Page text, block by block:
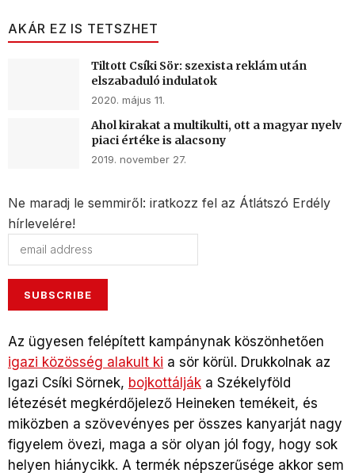
AKÁR EZ IS TETSZHET
Tiltott Csíki Sör: szexista reklám után
elszabaduló indulatok
2020. május 11.
Ahol kirakat a multikulti, ott a magyar nyelv
piaci értéke is alacsony
2019. november 27.
Ne maradj le semmiről: iratkozz fel az Átlátszó Erdély
hírlevelére!
Az ügyesen felépített kampánynak köszönhetően
igazi közösség alakult ki a sör körül. Drukkolnak az
Igazi Csíki Sörnek, bojkottálják a Székelyföld
létezését megkérdőjelező Heineken temékeit, és
miközben a szövevényes per összes kanyarját nagy
figyelem övezi, maga a sör olyan jól fogy, hogy sok
helyen hiánycikk. A termék népszerűsége akkor sem